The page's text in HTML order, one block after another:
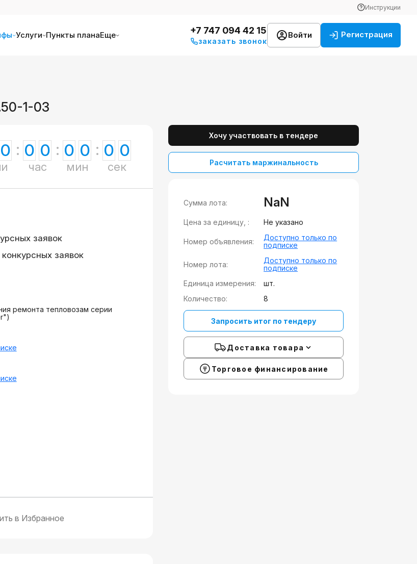
Инструкции
Услуги Пункты планаЕще +7 747 094 42 15
заказать звонок
Войти Регистрация
1-03
0 0 0
час
0 0
мин
0 0
сек
заявок
заявок
ремонта тепловозам серии
в Избранное
Хочу участвовать в тендере
Расчитать маржинальность
Сумма лота: NaN
Цена за единицу, : Не указано
Номер объявления:
Доступно только по
подписке
Номер лота:
Доступно только по
подписке
Единица измерения:
шт.
Количество:
8
Запросить итог по тендеру
Доставка товара
Торговое финансирование